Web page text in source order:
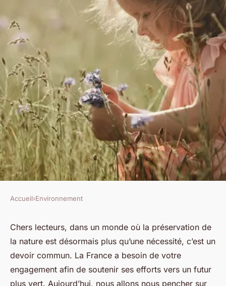
Comment organiser une
collecte de fonds pour un
projet de reforestation locale ?
Accueil›Environnement
Chers lecteurs, dans un monde où la préservation de
la nature est désormais plus qu’une nécessité, c’est un
devoir commun. La France a besoin de votre
engagement afin de soutenir ses efforts vers un futur
plus vert. Aujourd’hui, nous allons nous pencher sur